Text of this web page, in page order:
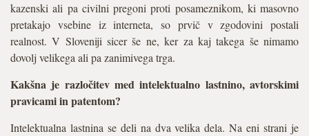
kazenski ali pa civilni pregoni proti posameznikom, ki masovno
pretakajo vsebine iz interneta, so prvič v zgodovini postali
realnost. V Sloveniji sicer še ne, ker za kaj takega še nimamo
dovolj velikega ali pa zanimivega trga.
Kakšna je razločitev med intelektualno lastnino, avtorskimi
pravicami in patentom?
Intelektualna lastnina se deli na dva velika dela. Na eni strani je